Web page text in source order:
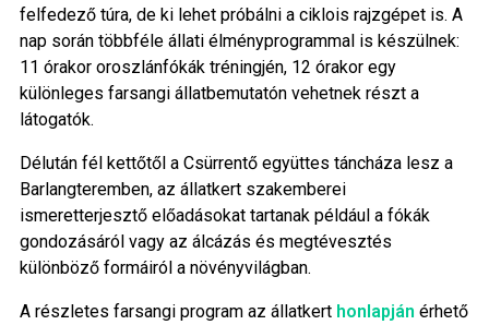
felfedező túra, de ki lehet próbálni a ciklois rajzgépet is. A
nap során többféle állati élményprogrammal is készülnek:
11 órakor oroszlánfókák tréningjén, 12 órakor egy
különleges farsangi állatbemutatón vehetnek részt a
látogatók.
Délután fél kettőtől a Csürrentő együttes táncháza lesz a
Barlangteremben, az állatkert szakemberei
ismeretterjesztő előadásokat tartanak például a fókák
gondozásáról vagy az álcázás és megtévesztés
különböző formáiról a növényvilágban.
A részletes farsangi program az állatkert honlapján érhető